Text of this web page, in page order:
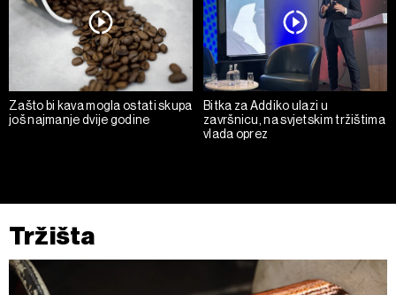
o kolačićima i drugim sličnim tehnologijama u
Politici
kolačića. Kolačiće u bilo kojem trenutku možete ponovno
ažurirati klikom na „Prikaži detalje“. Privolu možete u bilo
kojem trenutku povući bez negativnih posljedica.
Zašto bi kava mogla ostati skupa
još najmanje dvije godine
Bitka za Addiko ulazi u
završnicu, na svjetskim tržištima
vlada oprez
Tržišta